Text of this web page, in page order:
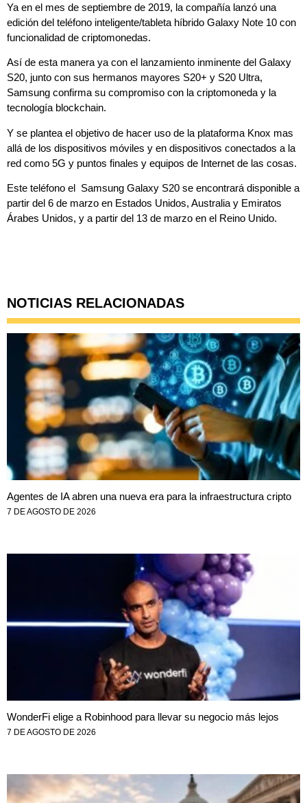
Ya en el mes de septiembre de 2019, la compañía lanzó una
edición del teléfono inteligente/tableta híbrido Galaxy Note 10 con
funcionalidad de criptomonedas.
Así de esta manera ya con el lanzamiento inminente del Galaxy
S20, junto con sus hermanos mayores S20+ y S20 Ultra,
Samsung confirma su compromiso con la criptomoneda y la
tecnología blockchain.
Y se plantea el objetivo de hacer uso de la plataforma Knox mas
allá de los dispositivos móviles y en dispositivos conectados a la
red como 5G y puntos finales y equipos de Internet de las cosas.
Este teléfono el Samsung Galaxy S20 se encontrará disponible a
partir del 6 de marzo en Estados Unidos, Australia y Emiratos
Árabes Unidos, y a partir del 13 de marzo en el Reino Unido.
NOTICIAS RELACIONADAS
Agentes de IA abren una nueva era para la infraestructura cripto
7 DE AGOSTO DE 2026
WonderFi elige a Robinhood para llevar su negocio más lejos
7 DE AGOSTO DE 2026